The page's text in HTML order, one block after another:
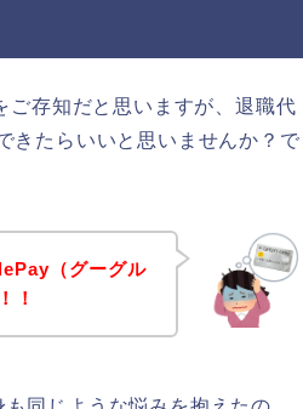
ご存知だと思いますが、退職代
きたらいいと思いませんか？で
（グーグル
！